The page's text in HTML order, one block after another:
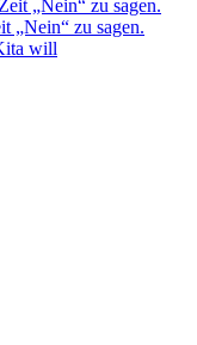
„Nein“ zu sagen.
„Nein“ zu sagen.
will